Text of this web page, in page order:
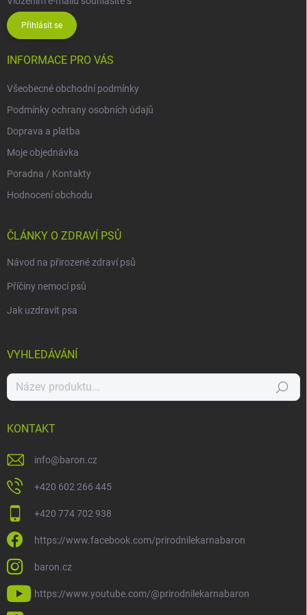
Přihlásit se
INFORMACE PRO VÁS
Všeobecné obchodní podmínky
Podmínky ochrany osobních údajů
Doprava a platba
Moje objednávka
Poradna / Kontakty
Hodnocení obchodu
ČLÁNKY O ZDRAVÍ PSŮ
Návod na přirozené zdraví psů
Příčiny nemocí psů
Jak uzdravit psa
VYHLEDÁVÁNÍ
Hledat
KONTAKT
info@baron.cz
+420 602 266 445
+420 774 702 938
https://www.facebook.com/prirodnilekarnabaron
baron.cz
https://www.youtube.com/@prirodnilekarnabaron